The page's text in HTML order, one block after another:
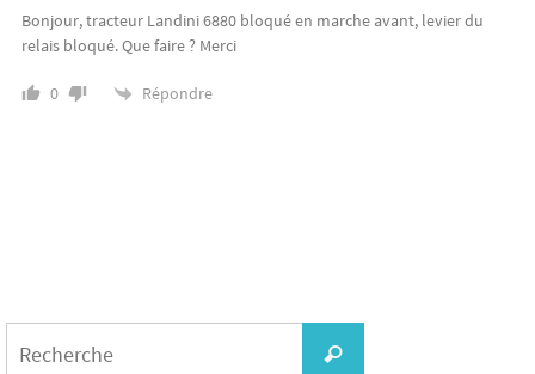
Bonjour, tracteur Landini 6880 bloqué en marche avant, levier du
relais bloqué. Que faire ? Merci
0 Répondre
Recherche